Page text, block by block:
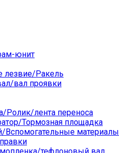
юнит
Ракель
вал проявки
Ролик/лента переноса
Тормозная площадка
Вспомогательные материалы
тефлоновый вал